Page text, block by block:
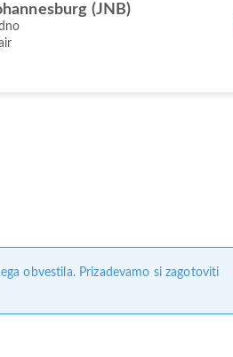
(JNB)
obvestila. Prizadevamo si zagotoviti